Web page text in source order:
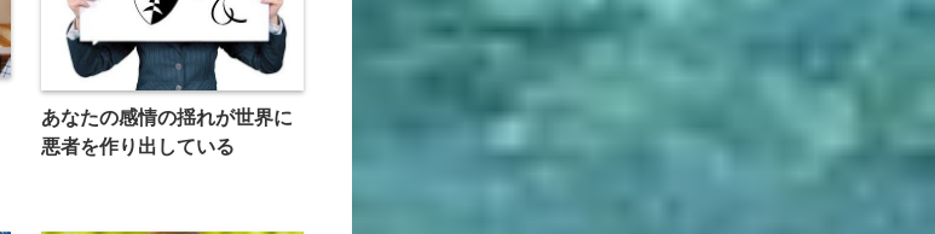
あなたの感情の揺れが世界に
悪者を作り出している